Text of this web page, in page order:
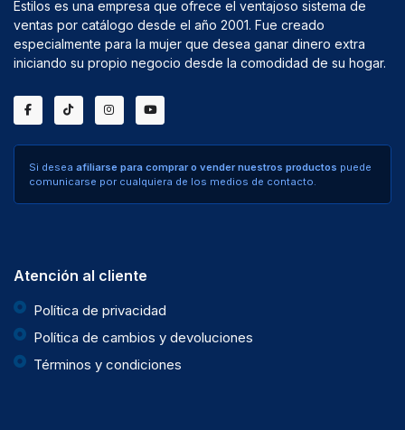
Estilos es una empresa que ofrece el ventajoso sistema de
ventas por catálogo desde el año 2001. Fue creado
especialmente para la mujer que desea ganar dinero extra
iniciando su propio negocio desde la comodidad de su hogar.
Si desea afiliarse para comprar o vender nuestros productos puede
comunicarse por cualquiera de los medios de contacto.
Atención al cliente
Política de privacidad
Política de cambios y devoluciones
Términos y condiciones